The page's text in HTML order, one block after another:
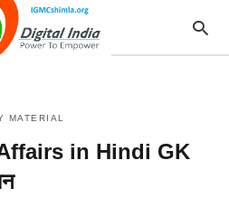
MATERIAL
in Hindi GK